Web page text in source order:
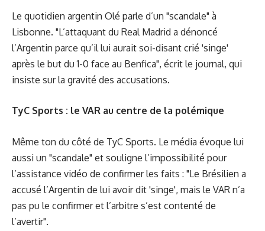
Le quotidien argentin Olé parle d’un "scandale" à
Lisbonne. "L’attaquant du Real Madrid a dénoncé
l’Argentin parce qu’il lui aurait soi-disant crié 'singe'
après le but du 1-0 face au Benfica", écrit le journal, qui
insiste sur la gravité des accusations.
TyC Sports : le VAR au centre de la polémique
Même ton du côté de TyC Sports. Le média évoque lui
aussi un "scandale" et souligne l’impossibilité pour
l’assistance vidéo de confirmer les faits : "Le Brésilien a
accusé l’Argentin de lui avoir dit 'singe', mais le VAR n’a
pas pu le confirmer et l’arbitre s’est contenté de
l’avertir".